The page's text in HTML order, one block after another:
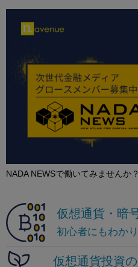
NADA NEWSで働いてみませんか？